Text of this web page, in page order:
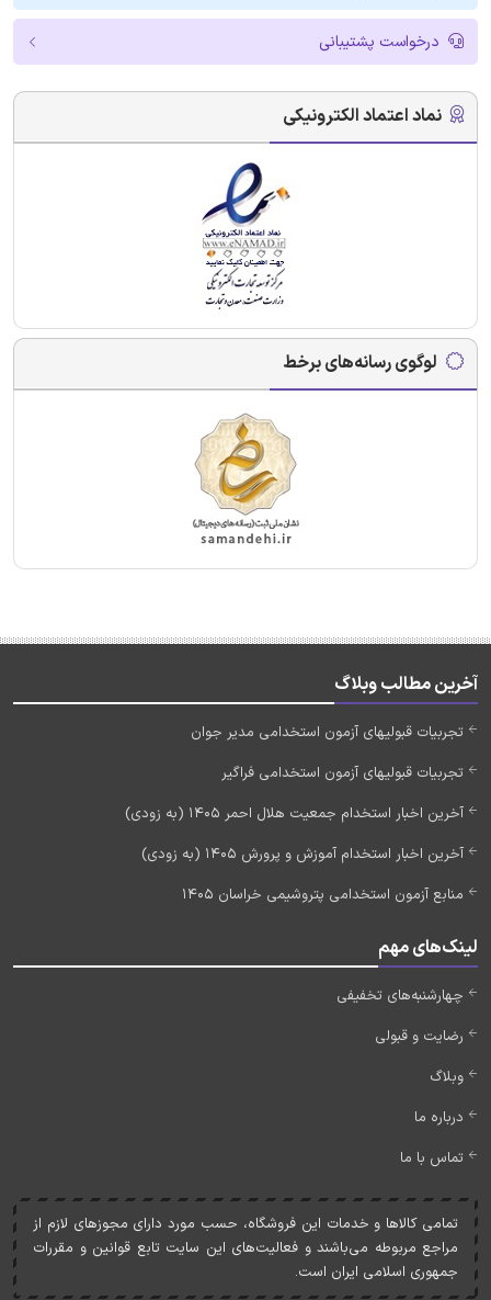
درخواست پشتیبانی
نماد اعتماد الکترونیکی
لوگوی رسانه‌های برخط
آخرین مطالب وبلاگ
تجربیات قبولیهای آزمون استخدامی مدیر جوان
تجربیات قبولیهای آزمون استخدامی فراگیر
آخرین اخبار استخدام جمعیت هلال احمر 1405 (به زودی)
آخرین اخبار استخدام آموزش و پرورش 1405 (به زودی)
منابع آزمون استخدامی پتروشیمی خراسان 1405
لینک‌های مهم
چهارشنبه‌های تخفیفی
رضایت و قبولی
وبلاگ
درباره ما
تماس با ما
تمامی کالاها و خدمات اين فروشگاه، حسب مورد دارای مجوزهای لازم از
مراجع مربوطه می‌باشند و فعاليت‌های اين سايت تابع قوانين و مقررات
جمهوری اسلامی ايران است.